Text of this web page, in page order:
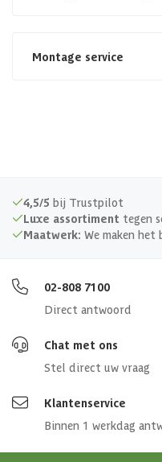
Montage service
4,5/5 bij Trustpilot
Luxe assortiment tegen
Maatwerk: We maken het
02-808 7100
Direct antwoord
Chat met ons
Stel direct uw vraag
Klantenservice
Binnen 1 werkdag